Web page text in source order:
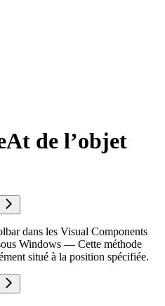
de l’objet
dans les Visual Components
Windows — Cette méthode
situé à la position spécifiée.